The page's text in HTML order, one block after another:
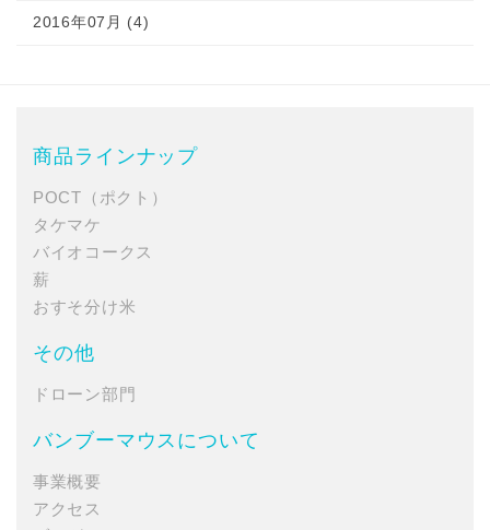
2016年07月 (4)
商品ラインナップ
POCT（ポクト）
タケマケ
バイオコークス
薪
おすそ分け米
その他
ドローン部門
バンブーマウスについて
事業概要
アクセス